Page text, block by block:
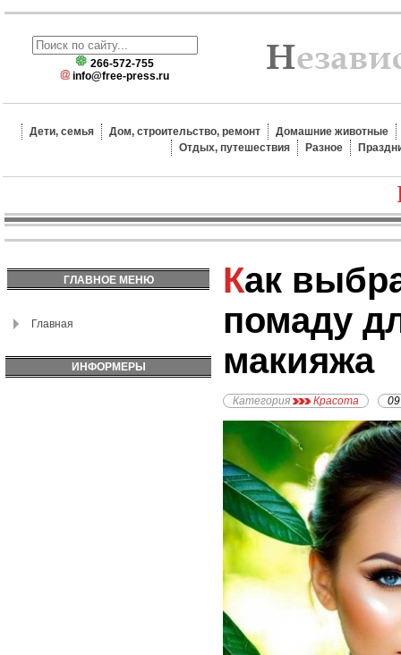
266-572-755
info@free-press.ru
Дети, семья Дом, строительство, ремонт
Домашние животные
Отдых, путешествия
Разное
ГЛАВНОЕ МЕНЮ
Главная
ИНФОРМЕРЫ
Как выбрать стойкую
помаду
макияжа
Категория Красота